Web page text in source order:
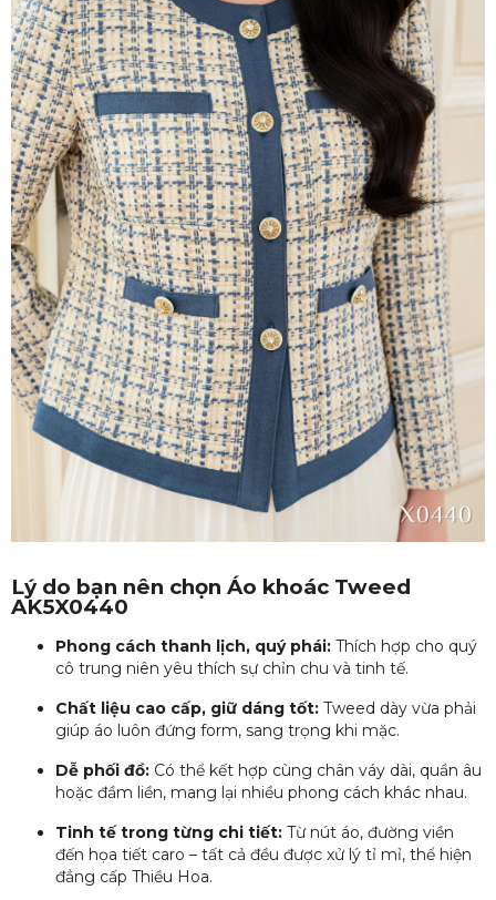
Lý do bạn nên chọn Áo khoác Tweed
AK5X0440
Phong cách thanh lịch, quý phái: Thích hợp cho quý
cô trung niên yêu thích sự chỉn chu và tinh tế.
Chất liệu cao cấp, giữ dáng tốt: Tweed dày vừa phải
giúp áo luôn đứng form, sang trọng khi mặc.
Dễ phối đồ: Có thể kết hợp cùng chân váy dài, quần âu
hoặc đầm liền, mang lại nhiều phong cách khác nhau.
Tinh tế trong từng chi tiết: Từ nút áo, đường viền
đến họa tiết caro – tất cả đều được xử lý tỉ mỉ, thể hiện
đẳng cấp Thiều Hoa.